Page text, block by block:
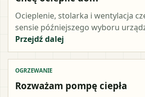
Ocieplenie, stolarka i wentylacja
sensie późniejszego wyboru
Przejdź dalej
OGRZEWANIE
Rozważam pompę ciepła